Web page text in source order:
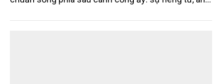
vụ được thiết kế dành riêng cho họ.